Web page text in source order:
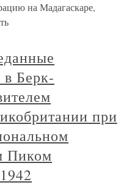
на Мадагаскаре,
Берк-
при
Пиком